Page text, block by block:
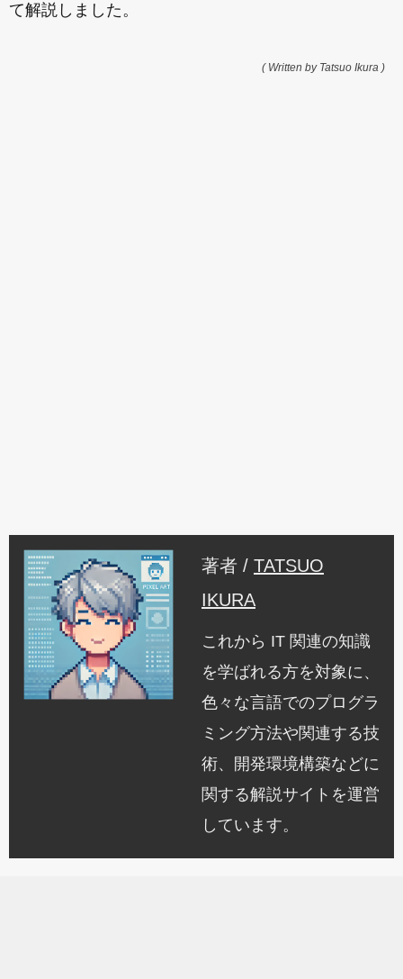
て解説しました。
( Written by Tatsuo Ikura )
著者 / TATSUO
IKURA
これから IT 関連の知識
を学ばれる方を対象に、
色々な言語でのプログラ
ミング方法や関連する技
術、開発環境構築などに
関する解説サイトを運営
しています。